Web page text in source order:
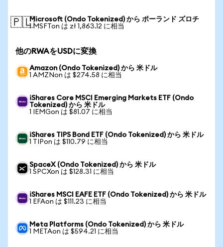
🇵🇱Microsoft (Ondo Tokenized) から ポーランド ズロチ
1 MSFTon は zł 1,863.12 に相当
他のRWAをUSDに変換
Amazon (Ondo Tokenized) から 米ドル
1 AMZNon は $274.58 に相当
iShares Core MSCI Emerging Markets ETF (Ondo
Tokenized) から 米ドル
1 IEMGon は $81.07 に相当
iShares TIPS Bond ETF (Ondo Tokenized) から 米ドル
1 TIPon は $110.79 に相当
SpaceX (Ondo Tokenized) から 米ドル
1 SPCXon は $128.31 に相当
iShares MSCI EAFE ETF (Ondo Tokenized) から 米ドル
1 EFAon は $111.23 に相当
Meta Platforms (Ondo Tokenized) から 米ドル
1 METAon は $594.21 に相当